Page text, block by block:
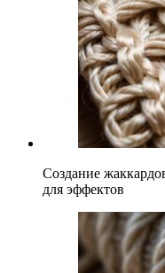
Создание
для эффектов